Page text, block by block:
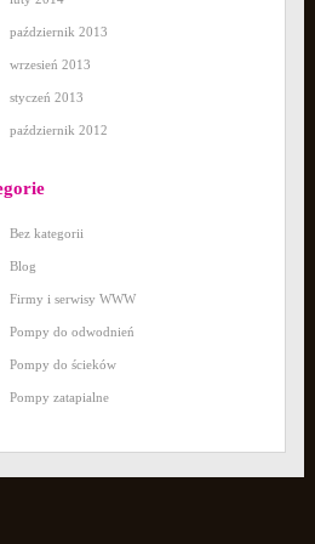
październik 2013
wrzesień 2013
styczeń 2013
październik 2012
Bez kategorii
Blog
Firmy i serwisy WWW
Pompy do odwodnień
Pompy do ścieków
Pompy zatapialne